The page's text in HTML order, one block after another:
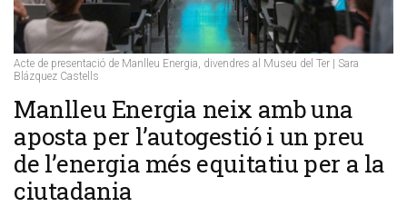
Acte de presentació de Manlleu Energia, divendres al Museu del Ter | Sara
Blázquez Castells
Manlleu Energia neix amb una
aposta per l’autogestió i un preu
de l’energia més equitatiu per a la
ciutadania